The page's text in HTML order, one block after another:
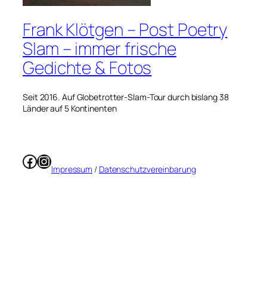
Frank Klötgen – Post Poetry
Slam – immer frische
Gedichte & Fotos
Seit 2016. Auf Globetrotter-Slam-Tour durch bislang 38
Länder auf 5 Kontinenten
Facebook
Instagram
Impressum / Datenschutzvereinbarung